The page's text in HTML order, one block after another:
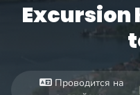
Excursion
Проводится на
|